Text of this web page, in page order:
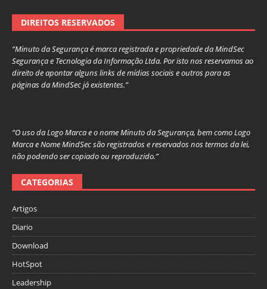
DIREITOS RESERVADOS
“Minuto da Segurança é marca registrada e propriedade da MindSec
Segurança e Tecnologia da Informação Ltda. Por isto nos reservamos ao
direito de apontar alguns links de mídias sociais e outros para as
páginas da MindSec já existentes.”
“O uso da Logo Marca e o nome Minuto da Segurança, bem como Logo
Marca e Nome MindSec são registrados e reservados nos termos da lei,
não podendo ser copiado ou reproduzido.”
CATEGORIAS
Artigos
Diario
Download
HotSpot
Leadership